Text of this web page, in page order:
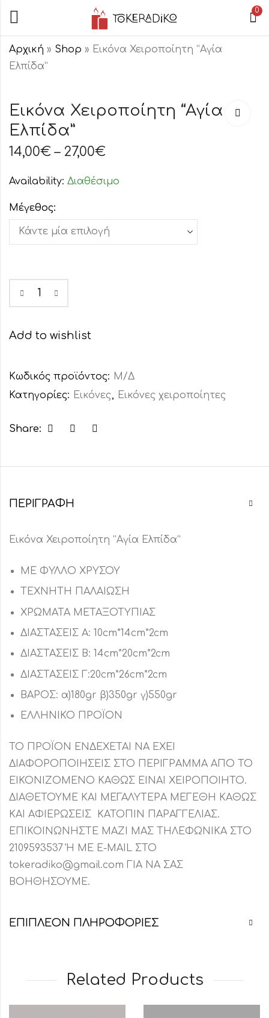
0
Αρχική » Shop » Εικόνα Χειροποίητη “Αγία
Ελπίδα”
Χειροποίητη
"Αγία Τατιανή"
Χειροποίητη
"Αγία
Εικόνα Χειροποίητη “Αγία
Ελπίδα”
14,00€ – 27,00€
Availability: Διαθέσιμο
Μέγεθος:
Add to wishlist
Κωδικός προϊόντος: Μ/Δ
Κατηγορίες: Εικόνες, Εικόνες χειροποίητες
Share:
ΠΕΡΙΓΡΑΦΉ
Εικόνα Χειροποίητη “Αγία Ελπίδα”
ΜΕ ΦΥΛΛΟ ΧΡΥΣΟΥ
ΤΕΧΝΗΤΗ ΠΑΛΑΙΩΣΗ
ΧΡΩΜΑΤΑ ΜΕΤΑΞΟΤΥΠΙΑΣ
ΔΙΑΣΤΑΣΕΙΣ Α: 10cm*14cm*2cm
ΔΙΑΣΤΑΣΕΙΣ Β: 14cm*20cm*2cm
ΔΙΑΣΤΑΣΕΙΣ Γ:20cm*26cm*2cm
ΒΑΡΟΣ: α)180gr β)350gr γ)550gr
ΕΛΛΗΝΙΚΟ ΠΡΟΪΟΝ
ΤΟ ΠΡΟΪΟΝ ΕΝΔΕΧΕΤΑΙ ΝΑ ΕΧΕΙ
ΔΙΑΦΟΡΟΠΟΙΗΣΕΙΣ ΣΤΟ ΠΕΡΙΓΡΑΜΜΑ ΑΠΟ ΤΟ
ΕΙΚΟΝΙΖΟΜΕΝΟ ΚΑΘΩΣ ΕΙΝΑΙ ΧΕΙΡΟΠΟΙΗΤΟ.
ΔΙΑΘΕΤΟΥΜΕ ΚΑΙ ΜΕΓΑΛΥΤΕΡΑ ΜΕΓΕΘΗ ΚΑΘΩΣ
ΚΑΙ ΑΦΙΕΡΩΣΕΙΣ ΚΑΤΟΠΙΝ ΠΑΡΑΓΓΕΛΙΑΣ.
ΕΠΙΚΟΙΝΩΝΗΣΤΕ ΜΑΖΙ ΜΑΣ ΤΗΛΕΦΩΝΙΚΑ ΣΤΟ
2109593537 Ή ΜΕ E-MAIL ΣΤΟ
tokeradiko@gmail.com ΓΙΑ ΝΑ ΣΑΣ
ΒΟΗΘΗΣΟΥΜΕ.
ΕΠΙΠΛΈΟΝ ΠΛΗΡΟΦΟΡΊΕΣ
Related Products